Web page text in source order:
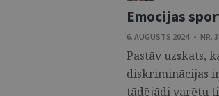
Emocijas
6. AUGUSTS 2024 • NR.
Pastāv uzskats,
diskriminācijas
tādējādi varētu